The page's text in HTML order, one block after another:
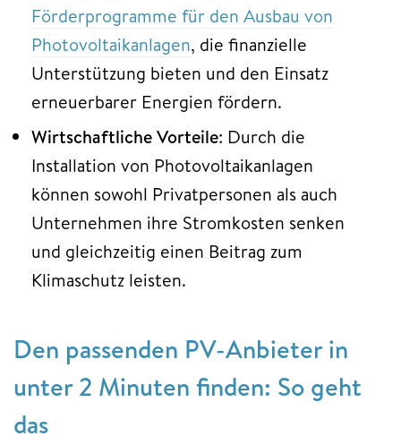
Förderprogramme für den Ausbau von
Photovoltaikanlagen, die finanzielle
Unterstützung bieten und den Einsatz
erneuerbarer Energien fördern.
Wirtschaftliche Vorteile: Durch die
Installation von Photovoltaikanlagen
können sowohl Privatpersonen als auch
Unternehmen ihre Stromkosten senken
und gleichzeitig einen Beitrag zum
Klimaschutz leisten.
Den passenden PV-Anbieter in
unter 2 Minuten finden: So geht
das